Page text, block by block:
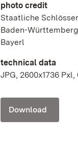
photo credit
Staatliche
Baden-
Bayerl
technical data
JPG, 2600x1736 Pxl,
Download